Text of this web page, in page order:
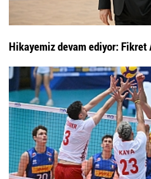
Hikayemiz devam ediyor: Fikret